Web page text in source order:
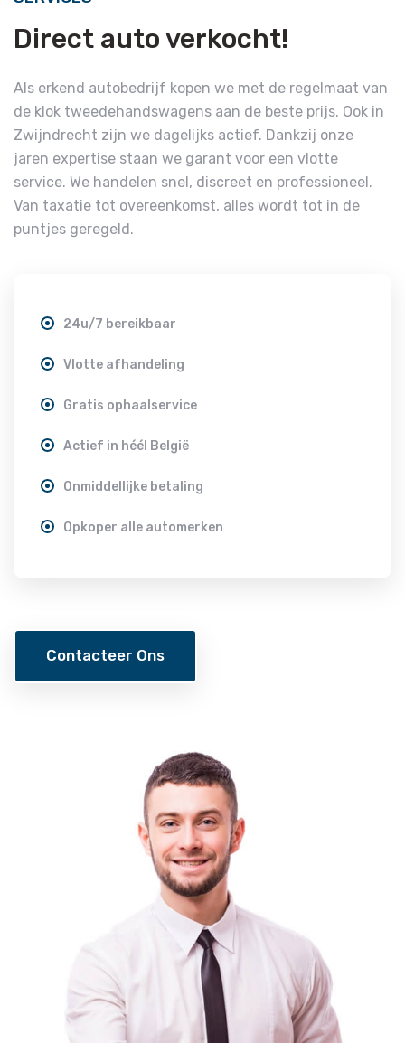
Direct auto verkocht!
Als erkend autobedrijf kopen we met de regelmaat van
de klok tweedehandswagens aan de beste prijs. Ook in
Zwijndrecht zijn we dagelijks actief. Dankzij onze
jaren expertise staan we garant voor een vlotte
service. We handelen snel, discreet en professioneel.
Van taxatie tot overeenkomst, alles wordt tot in de
puntjes geregeld.
24u/7 bereikbaar
Vlotte afhandeling
Gratis ophaalservice
Actief in héél België
Onmiddellijke betaling
Opkoper alle automerken
Contacteer Ons